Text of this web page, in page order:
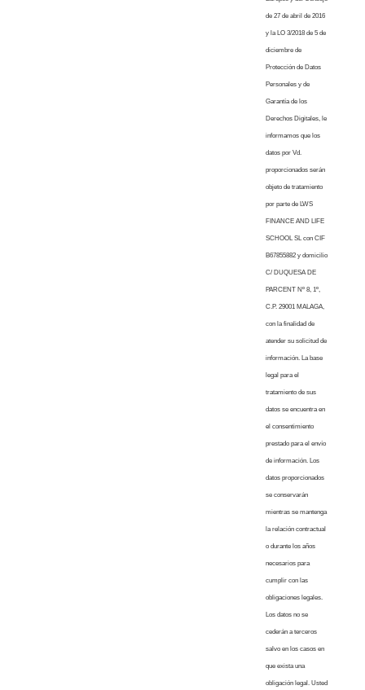
de 27 de abril de 2016
y la LO 3/2018 de 5 de
diciembre de
Protección de Datos
Personales y de
Garantía de los
Derechos Digitales, le
informamos que los
datos por Vd.
proporcionados serán
objeto de tratamiento
por parte de LWS
FINANCE AND LIFE
SCHOOL SL con CIF
B67855882 y domicilio
C/ DUQUESA DE
PARCENT Nº 8, 1º,
C.P. 29001 MALAGA,
con la finalidad de
atender su solicitud de
información. La base
legal para el
tratamiento de sus
datos se encuentra en
el consentimiento
prestado para el envío
de información. Los
datos proporcionados
se conservarán
mientras se mantenga
la relación contractual
o durante los años
necesarios para
cumplir con las
obligaciones legales.
Los datos no se
cederán a terceros
salvo en los casos en
que exista una
obligación legal. Usted